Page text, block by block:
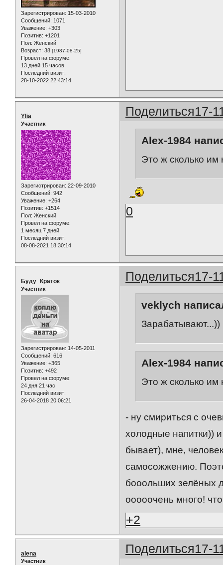
Зарегистрирован: 15-03-2010
Сообщений: 1071
Уважение: +303
Позитив: +1201
Пол: Женский
Возраст: 38 [1987-08-25]
Провел на форуме:
13 дней 15 часов
Последний визит:
28-10-2022 22:43:14
Поделиться17-
Ylia
Участник
Зарегистрирован: 22-09-2010
Сообщений: 942
Уважение: +264
Позитив: +1514
Пол: Женский
Провел на форуме:
1 месяц 7 дней
Последний визит:
08-08-2021 18:30:14
Alex-1984
Это ж сколько им
0
Поделиться17-
Буду_Краток
Участник
Зарегистрирован: 14-05-2011
Сообщений: 616
Уважение: +365
Позитив: +492
Провел на форуме:
24 дня 21 час
Последний визит:
26-04-2018 20:06:21
veklych
Зарабатывают...))
Alex-1984
Это ж сколько им
- ну смириться с
холодные напитки))
бывает), мне,
самосожжению.
бооольших зелёных
ооооочень много!
+2
Поделиться17-
alena
Участник